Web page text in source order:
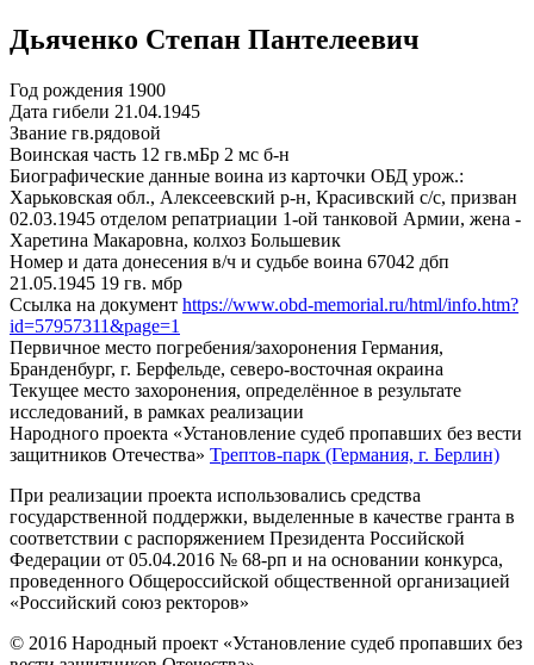
Дьяченко Степан Пантелеевич
Год рождения 1900
Дата гибели 21.04.1945
Звание гв.рядовой
Воинская часть 12 гв.мБр 2 мс б-н
Биографические данные воина из карточки ОБД урож.:
Харьковская обл., Алексеевский р-н, Красивский с/с, призван
02.03.1945 отделом репатриации 1-ой танковой Армии, жена -
Харетина Макаровна, колхоз Большевик
Номер и дата донесения в/ч и судьбе воина 67042 дбп
21.05.1945 19 гв. мбр
Ссылка на документ https://www.obd-memorial.ru/html/info.htm?
id=57957311&page=1
Первичное место погребения/захоронения Германия,
Бранденбург, г. Берфельде, северо-восточная окраина
Текущее место захоронения, определённое в результате
исследований, в рамках реализации
Народного проекта «Установление судеб пропавших без вести
защитников Отечества» Трептов-парк (Германия, г. Берлин)
При реализации проекта использовались средства
государственной поддержки, выделенные в качестве гранта в
соответствии с распоряжением Президента Российской
Федерации от 05.04.2016 № 68-рп и на основании конкурса,
проведенного Общероссийской общественной организацией
«Российский союз ректоров»
© 2016 Народный проект «Установление судеб пропавших без